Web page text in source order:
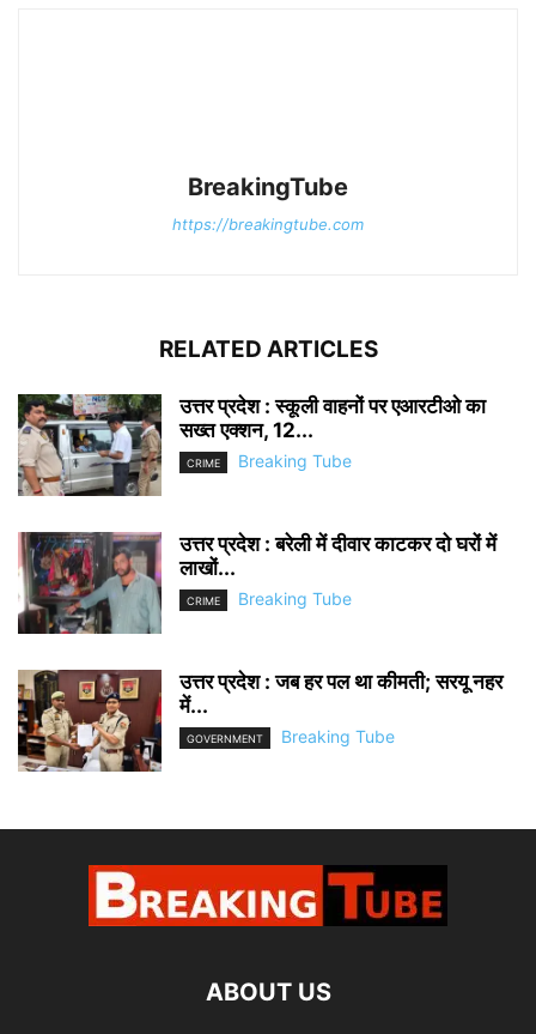
BreakingTube
https://breakingtube.com
RELATED ARTICLES
उत्तर प्रदेश : स्कूली वाहनों पर एआरटीओ का
सख्त एक्शन, 12...
CRIME Breaking Tube
उत्तर प्रदेश : बरेली में दीवार काटकर दो घरों में
लाखों...
CRIME Breaking Tube
उत्तर प्रदेश : जब हर पल था कीमती; सरयू नहर
में...
GOVERNMENT Breaking Tube
ABOUT US